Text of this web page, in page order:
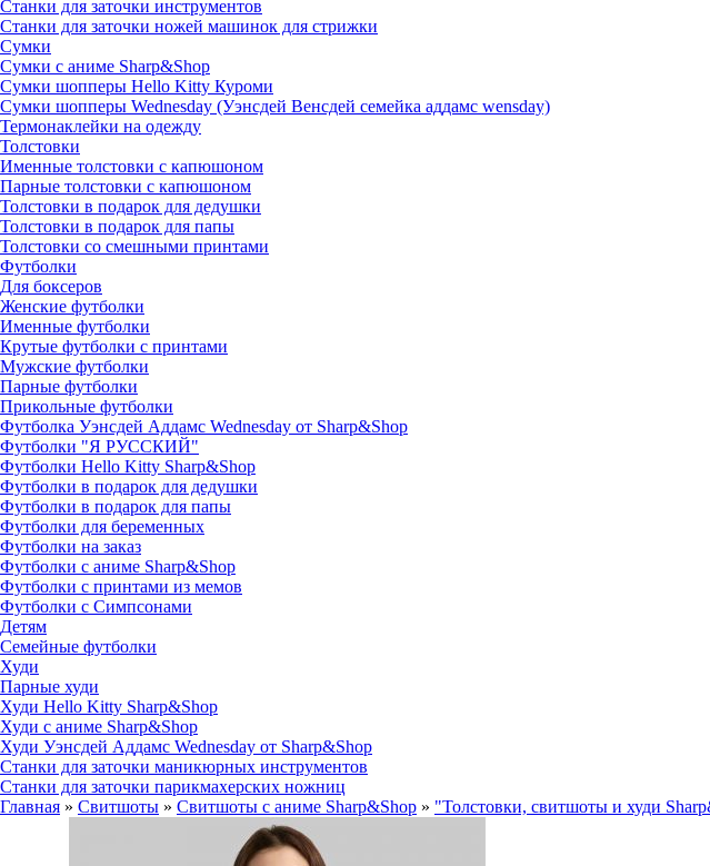
Станки для заточки инструментов
Станки для заточки ножей машинок для стрижки
Сумки
Сумки с аниме Sharp&Shop
Сумки шопперы Hello Kitty Куроми
Сумки шопперы Wednesday (Уэнсдей Венсдей семейка аддамс wensday)
Термонаклейки на одежду
Толстовки
Именные толстовки с капюшоном
Парные толстовки с капюшоном
Толстовки в подарок для дедушки
Толстовки в подарок для папы
Толстовки со смешными принтами
Футболки
Для боксеров
Женские футболки
Именные футболки
Крутые футболки с принтами
Мужские футболки
Парные футболки
Прикольные футболки
Футболка Уэнсдей Аддамс Wednesday от Sharp&Shop
Футболки "Я РУССКИЙ"
Футболки Hello Kitty Sharp&Shop
Футболки в подарок для дедушки
Футболки в подарок для папы
Футболки для беременных
Футболки на заказ
Футболки с аниме Sharp&Shop
Футболки с принтами из мемов
Футболки с Симпсонами
Детям
Семейные футболки
Худи
Парные худи
Худи Hello Kitty Sharp&Shop
Худи с аниме Sharp&Shop
Худи Уэнсдей Аддамс Wednesday от Sharp&Shop
Станки для заточки маникюрных инструментов
Станки для заточки парикмахерских ножниц
Главная » Свитшоты » Свитшоты с аниме Sharp&Shop » "Толстовки, свитшоты и худи